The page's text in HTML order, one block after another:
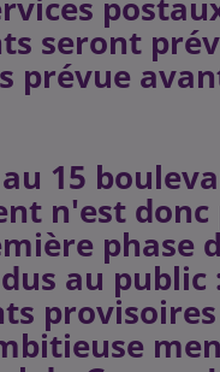
seront
prévue
15
n'est donc
phase
au